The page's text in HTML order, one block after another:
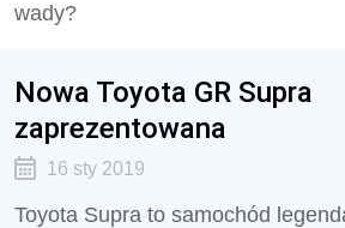
wady?
Nowa Toyota GR Supra
zaprezentowana
16 sty 2019
Toyota Supra to samochód